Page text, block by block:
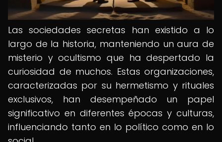
Las sociedades secretas han existido a lo
largo de la historia, manteniendo un aura de
misterio y ocultismo que ha despertado la
curiosidad de muchos. Estas organizaciones,
caracterizadas por su hermetismo y rituales
exclusivos, han desempeñado un papel
significativo en diferentes épocas y culturas,
influenciando tanto en lo político como en lo